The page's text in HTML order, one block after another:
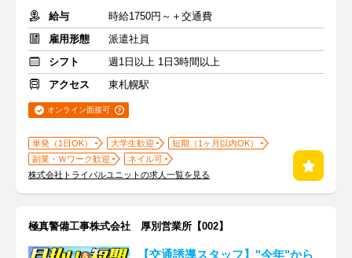
給与
時給1750円～＋交通費
雇用形態
派遣社員
シフト
週1日以上 1日3時間以上
アクセス
東札幌駅
オンライン面接可
単発（1日OK） 大学生歓迎
短期（1ヶ月以内OK）
副業・Ｗワーク歓迎
ネイル可
株式会社トライバルユニットの求人一覧を見る
極真警備工事株式会社 厚別営業所【002】
【交通誘導スタッフ】"今年"から